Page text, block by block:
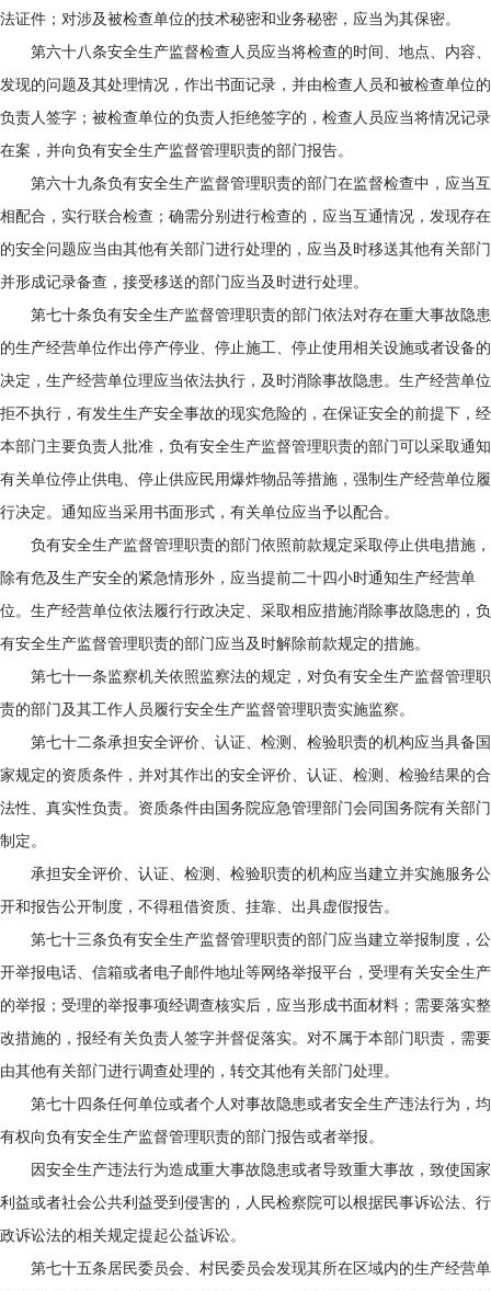
法证件；对涉及被检查单位的技术秘密和业务秘密，应当为其保密。
第六十八条安全生产监督检查人员应当将检查的时间、地点、内容、
发现的问题及其处理情况，作出书面记录，并由检查人员和被检查单位的
负责人签字；被检查单位的负责人拒绝签字的，检查人员应当将情况记录
在案，并向负有安全生产监督管理职责的部门报告。
第六十九条负有安全生产监督管理职责的部门在监督检查中，应当互
相配合，实行联合检查；确需分别进行检查的，应当互通情况，发现存在
的安全问题应当由其他有关部门进行处理的，应当及时移送其他有关部门
并形成记录备查，接受移送的部门应当及时进行处理。
第七十条负有安全生产监督管理职责的部门依法对存在重大事故隐患
的生产经营单位作出停产停业、停止施工、停止使用相关设施或者设备的
决定，生产经营单位理应当依法执行，及时消除事故隐患。生产经营单位
拒不执行，有发生生产安全事故的现实危险的，在保证安全的前提下，经
本部门主要负责人批准，负有安全生产监督管理职责的部门可以采取通知
有关单位停止供电、停止供应民用爆炸物品等措施，强制生产经营单位履
行决定。通知应当采用书面形式，有关单位应当予以配合。
负有安全生产监督管理职责的部门依照前款规定采取停止供电措施，
除有危及生产安全的紧急情形外，应当提前二十四小时通知生产经营单
位。生产经营单位依法履行行政决定、采取相应措施消除事故隐患的，负
有安全生产监督管理职责的部门应当及时解除前款规定的措施。
第七十一条监察机关依照监察法的规定，对负有安全生产监督管理职
责的部门及其工作人员履行安全生产监督管理职责实施监察。
第七十二条承担安全评价、认证、检测、检验职责的机构应当具备国
家规定的资质条件，并对其作出的安全评价、认证、检测、检验结果的合
法性、真实性负责。资质条件由国务院应急管理部门会同国务院有关部门
制定。
承担安全评价、认证、检测、检验职责的机构应当建立并实施服务公
开和报告公开制度，不得租借资质、挂靠、出具虚假报告。
第七十三条负有安全生产监督管理职责的部门应当建立举报制度，公
开举报电话、信箱或者电子邮件地址等网络举报平台，受理有关安全生产
的举报；受理的举报事项经调查核实后，应当形成书面材料；需要落实整
改措施的，报经有关负责人签字并督促落实。对不属于本部门职责，需要
由其他有关部门进行调查处理的，转交其他有关部门处理。
第七十四条任何单位或者个人对事故隐患或者安全生产违法行为，均
有权向负有安全生产监督管理职责的部门报告或者举报。
因安全生产违法行为造成重大事故隐患或者导致重大事故，致使国家
利益或者社会公共利益受到侵害的，人民检察院可以根据民事诉讼法、行
政诉讼法的相关规定提起公益诉讼。
第七十五条居民委员会、村民委员会发现其所在区域内的生产经营单